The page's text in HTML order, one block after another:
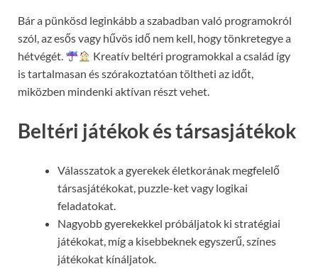
Bár a pünkösd leginkább a szabadban való programokról
szól, az esős vagy hűvös idő nem kell, hogy tönkretegye a
hétvégét.
Kreatív beltéri programokkal a család így
is tartalmasan és szórakoztatóan töltheti az időt,
miközben mindenki aktívan részt vehet.
Beltéri játékok és társasjátékok
Válasszatok a gyerekek életkorának megfelelő
társasjátékokat, puzzle-ket vagy logikai
feladatokat.
Nagyobb gyerekekkel próbáljatok ki stratégiai
játékokat, míg a kisebbeknek egyszerű, színes
játékokat kínáljatok.